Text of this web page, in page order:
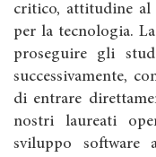
critico, attitudine al
per la tecnologia.
proseguire gli
successivamente,
di entrare
nostri laureati
sviluppo software